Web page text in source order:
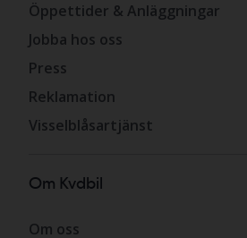
Öppettider & Anläggningar
Jobba hos oss
Press
Reklamation
Visselblåsartjänst
Om Kvdbil
Om oss